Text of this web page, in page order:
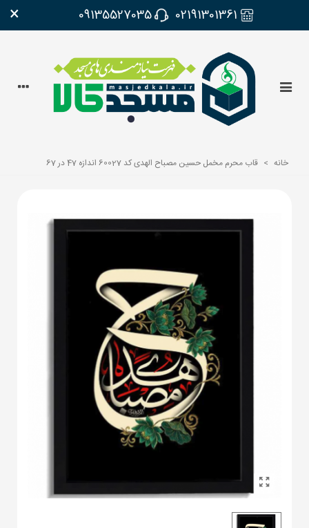
02191301361
09135527035
×
خانه > قاب محرم مخمل حسین مصباح الهدی کد 60027 اندازه 47 در 67